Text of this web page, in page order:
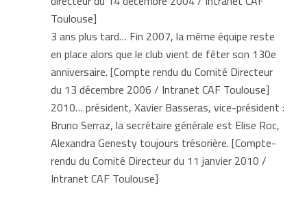
Toulouse]
3 ans plus tard… Fin 2007, la même équipe reste
en place alors que le club vient de fêter son 130e
anniversaire. [Compte rendu du Comité Directeur
du 13 décembre 2006 / Intranet CAF Toulouse]
2010… président, Xavier Basseras, vice-président :
Bruno Serraz, la secrétaire générale est Elise Roc,
Alexandra Genesty toujours trésorière. [Compte-
rendu du Comité Directeur du 11 janvier 2010 /
Intranet CAF Toulouse]